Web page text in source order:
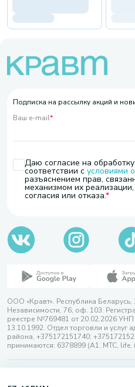
Подписка на рассылку акций и
Ваш e-mail*
Даю согласие на
соответствии с условиями
разъяснением прав,
механизмом их
согласия или отказа.
ООО «Кравт». Республика Беларусь,
Независимости, 76, оф. 103.
реестре №769481 от 20.02.2026
13.10.1992. Отдел торговли и услуг
района, +375172151740;
принимаются: 6378899 (А1, МТС, life,